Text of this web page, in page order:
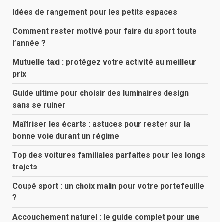
Idées de rangement pour les petits espaces
Comment rester motivé pour faire du sport toute
l’année ?
Mutuelle taxi : protégez votre activité au meilleur
prix
Guide ultime pour choisir des luminaires design
sans se ruiner
Maîtriser les écarts : astuces pour rester sur la
bonne voie durant un régime
Top des voitures familiales parfaites pour les longs
trajets
Coupé sport : un choix malin pour votre portefeuille
?
Accouchement naturel : le guide complet pour une